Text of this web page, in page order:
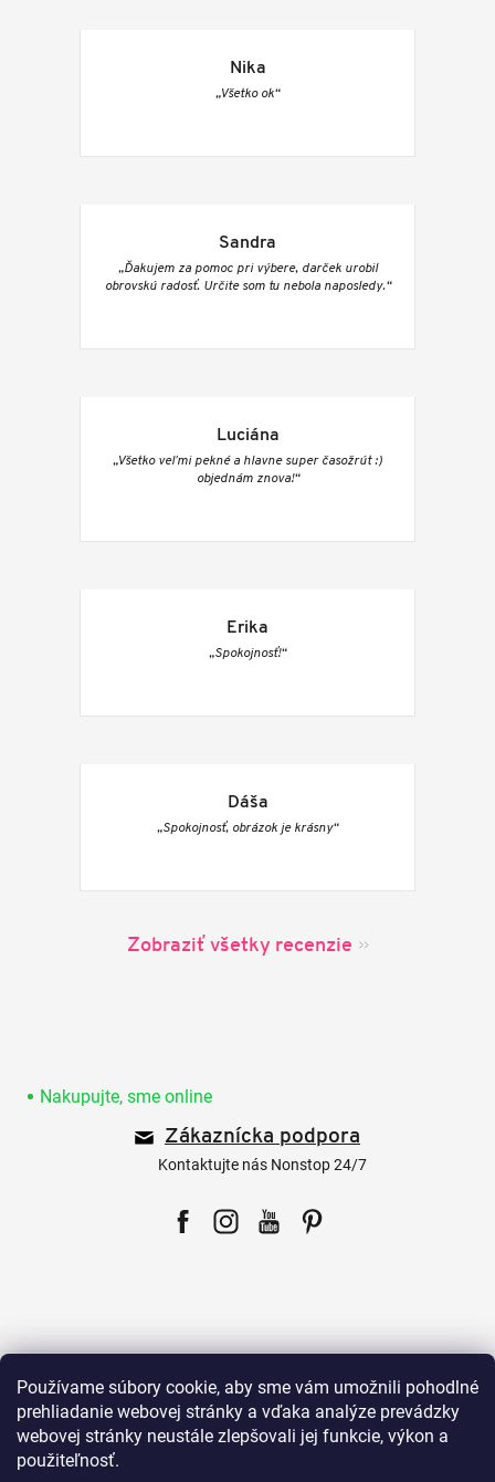
Používame súbory cookie, aby sme vám umožnili pohodlné
prehliadanie webovej stránky a vďaka analýze prevádzky
webovej stránky neustále zlepšovali jej funkcie, výkon a
použiteľnosť.
Nika
„Všetko ok“
Sandra
„Ďakujem za pomoc pri výbere, darček urobil
obrovskú radosť. Určite som tu nebola naposledy.“
Luciána
„Všetko veľmi pekné a hlavne super časožrút :)
objednám znova!“
Erika
„Spokojnosť!“
Dáša
„Spokojnosť, obrázok je krásny“
Zobraziť všetky recenzie
Nakupujte, sme online
Zákaznícka podpora
Kontaktujte nás Nonstop 24/7
Pre zákazníkov